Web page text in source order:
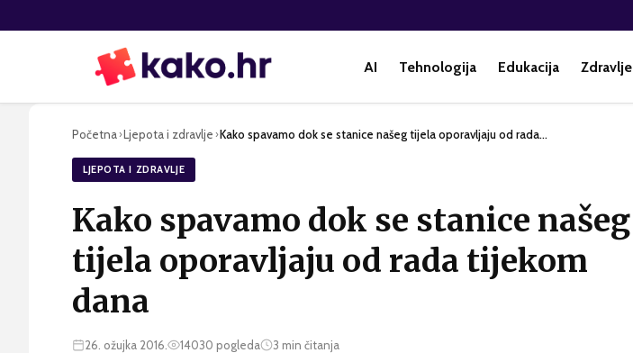
AI Tehnologija Edukacija Zdravlje
Početna›Ljepota i zdravlje ›Kako spavamo dok se stanice našeg tijela oporavljaju od rada…
LJEPOTA I ZDRAVLJE
Kako spavamo dok se stanice našeg
tijela oporavljaju od rada tijekom
dana
26. ožujka 2016. 14030 pogleda 3 min čitanja